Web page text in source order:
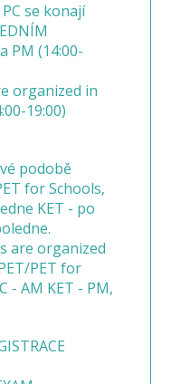
se konají
PM (14:00-
organized in
19:00)
podobě
for Schools,
KET - po
are organized
PET for
- AM KET - PM,